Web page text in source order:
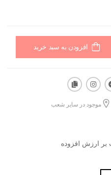
افزودن به سبد خرید
موجود در سایر شعب
10 % مالیات بر ارزش افزوده